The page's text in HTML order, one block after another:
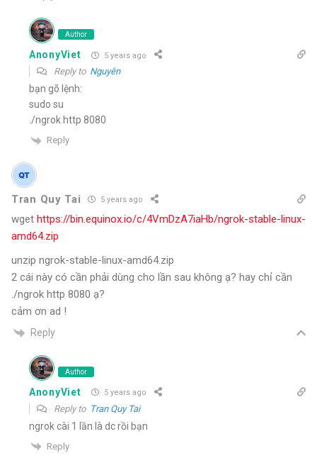
Author
AnonyViet 5 years ago
Reply to Nguyên
bạn gõ lệnh:
sudo su
./ngrok http 8080
Reply
Tran Quy Tai 5 years ago
wget https://bin.equinox.io/c/4VmDzA7iaHb/ngrok-stable-linux-
amd64.zip
unzip ngrok-stable-linux-amd64.zip
2 cái này có cần phải dùng cho lần sau không ạ? hay chỉ cần
./ngrok http 8080 ạ?
cảm ơn ad !
Reply
Author
AnonyViet 5 years ago
Reply to Tran Quy Tai
ngrok cài 1 lần là dc rồi bạn
Reply